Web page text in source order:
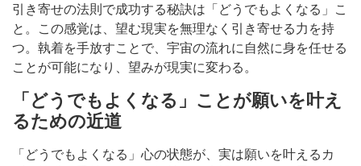
引き寄せの法則で成功する秘訣は「どうでもよくなる」こ
と。この感覚は、望む現実を無理なく引き寄せる力を持
つ。執着を手放すことで、宇宙の流れに自然に身を任せる
ことが可能になり、望みが現実に変わる。
「どうでもよくなる」ことが願いを叶え
るための近道
「どうでもよくなる」心の状態が、実は願いを叶えるカ